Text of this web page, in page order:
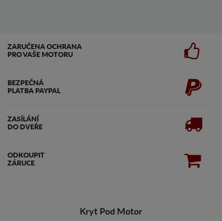
ZARUČENA OCHRANA
PRO VAŠE MOTORU
BEZPEČNÁ
PLATBA PAYPAL
ZASÍLÁNÍ
DO DVEŘE
ODKOUPIT
ZÁRUCE
Kryt Pod Motor